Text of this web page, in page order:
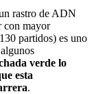
rastro de ADN
con mayor
partidos) es uno
verde lo
esta
.